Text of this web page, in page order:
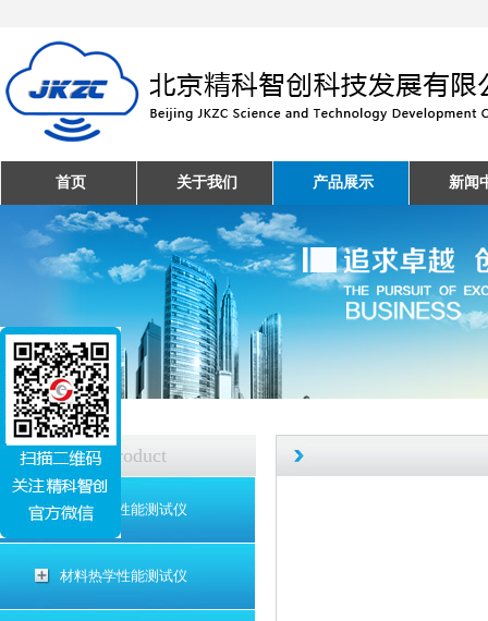
首页 关于我们 产品展示 新闻
产品中心 Product
材料电学性能测试仪
材料热学性能测试仪